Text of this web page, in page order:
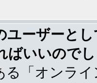
ユーザーと
ばいいので
る「オンラ